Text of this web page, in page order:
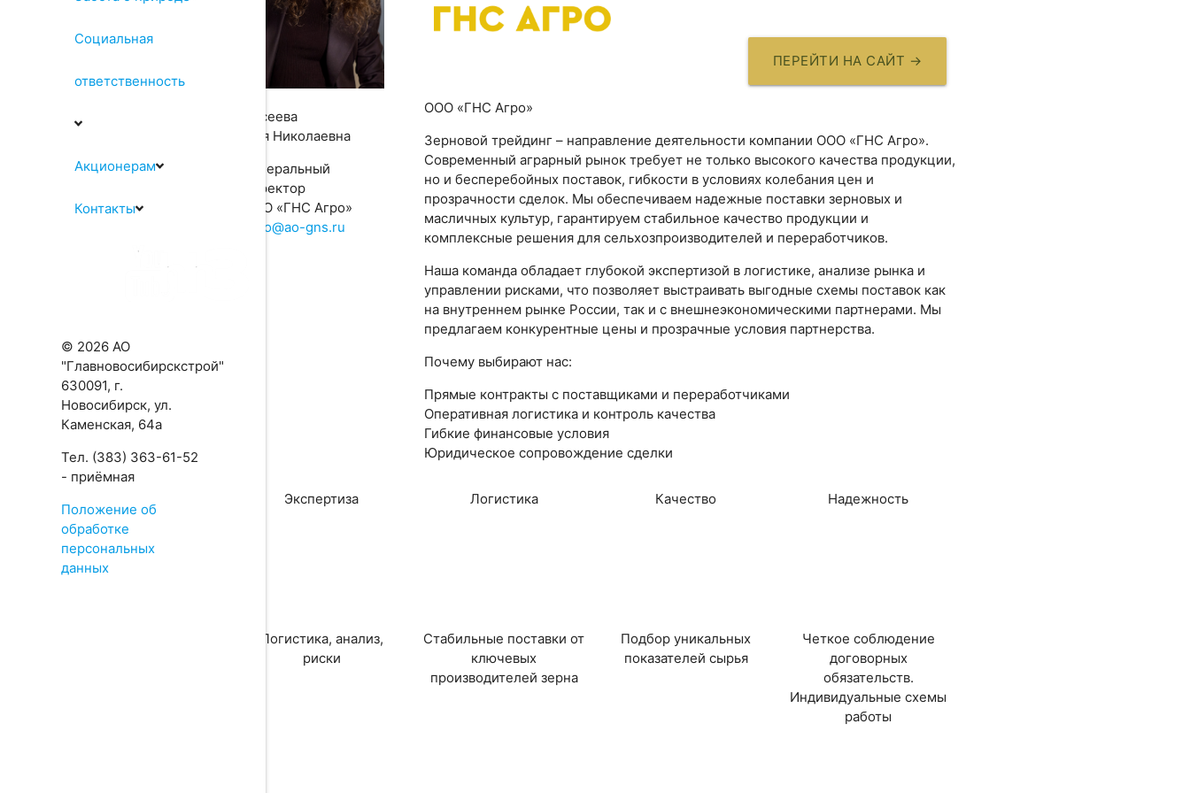
Социальная
ответственность
Акционерам
Контакты
© 2026 АО
"Главновосибирскстрой"
630091, г.
Новосибирск, ул.
Каменская, 64а
Тел. (383) 363-61-52
- приёмная
Положение об
обработке
персональных
данных
Моисеева
Юлия Николаевна
Генеральный
директор
ООО «ГНС Агро»
agro@ao-gns.ru
ПЕРЕЙТИ НА САЙТ →
ООО «ГНС Агро»
Зерновой трейдинг – направление деятельности компании ООО «ГНС Агро».
Современный аграрный рынок требует не только высокого качества продукции,
но и бесперебойных поставок, гибкости в условиях колебания цен и
прозрачности сделок. Мы обеспечиваем надежные поставки зерновых и
масличных культур, гарантируем стабильное качество продукции и
комплексные решения для сельхозпроизводителей и переработчиков.
Наша команда обладает глубокой экспертизой в логистике, анализе рынка и
управлении рисками, что позволяет выстраивать выгодные схемы поставок как
на внутреннем рынке России, так и с внешнеэкономическими партнерами. Мы
предлагаем конкурентные цены и прозрачные условия партнерства.
Почему выбирают нас:
Прямые контракты с поставщиками и переработчиками
Оперативная логистика и контроль качества
Гибкие финансовые условия
Юридическое сопровождение сделки
Экспертиза
Логистика, анализ,
риски
Логистика
Стабильные поставки от
ключевых
производителей зерна
Качество
Подбор уникальных
показателей сырья
Надежность
Четкое соблюдение
договорных
обязательств.
Индивидуальные схемы
работы